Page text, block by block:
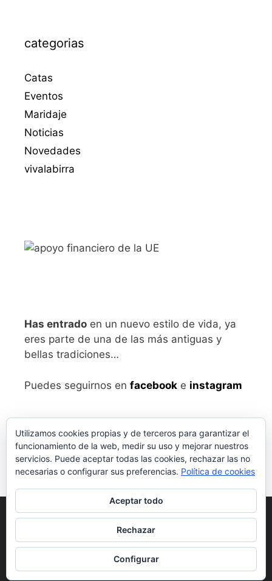
categorias
Catas
Eventos
Maridaje
Noticias
Novedades
vivalabirra
Has entrado en un nuevo estilo de vida, ya
eres parte de una de las más antiguas y
bellas tradiciones…
Puedes seguirnos en facebook e instagram
Aviso legaly Política de Privacidad
Condiciones generales de compra
• Creado con
Utilizamos cookies propias y de terceros para garantizar el
funcionamiento de la web, medir su uso y mejorar nuestros
servicios. Puede aceptar todas las cookies, rechazar las no
necesarias o configurar sus preferencias. Política de cookies
Aceptar todo
Rechazar
Configurar